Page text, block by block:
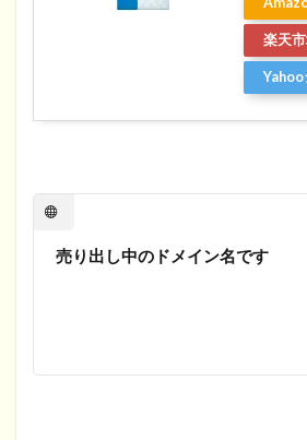
楽天
売り出し中のドメイン名です